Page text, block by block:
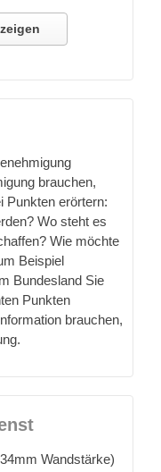
brauchen,
Punkten erörtern:
Wo steht es
Wie möchte
Beispiel
Bundesland Sie
Punkten
brauchen,
Wandstärke)